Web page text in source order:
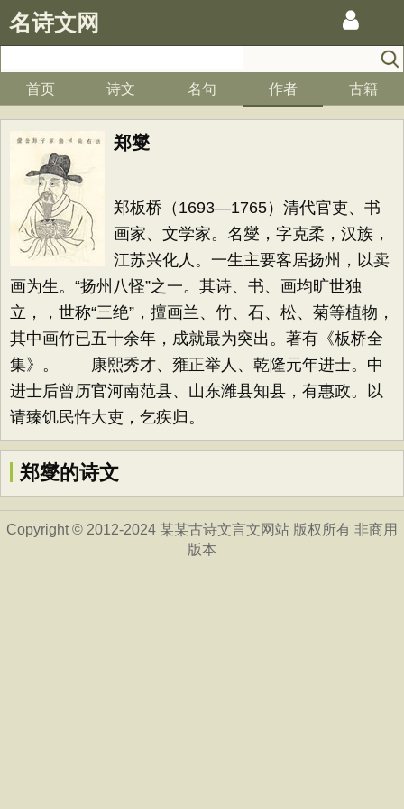
名诗文网
首页 诗文 名句 作者 古籍
郑燮
郑板桥（1693—1765）清代官吏、书
画家、文学家。名燮，字克柔，汉族，
江苏兴化人。一生主要客居扬州，以卖
画为生。“扬州八怪”之一。其诗、书、画均旷世独
立，，世称“三绝”，擅画兰、竹、石、松、菊等植物，
其中画竹已五十余年，成就最为突出。著有《板桥全
集》。 康熙秀才、雍正举人、乾隆元年进士。中
进士后曾历官河南范县、山东潍县知县，有惠政。以
请臻饥民忤大吏，乞疾归。
郑燮的诗文
Copyright © 2012-2024 某某古诗文言文网站 版权所有 非商用
版本